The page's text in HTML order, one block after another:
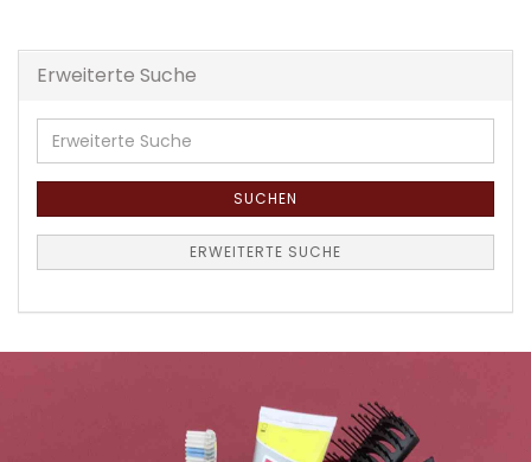
Erweiterte Suche
Erweiterte
Suche
SUCHEN
ERWEITERTE SUCHE